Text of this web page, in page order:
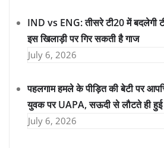
IND vs ENG: तीसरे टी20 में बदलेगी
इस खिलाड़ी पर गिर सकती है गाज
July 6, 2026
पहलगाम हमले के पीड़ित की बेटी पर
युवक पर UAPA, सऊदी से लौटते ही हुई
July 6, 2026